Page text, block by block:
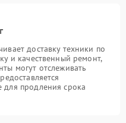
доставку техники по
и качественный ремонт,
могут отслеживать
для продления срока